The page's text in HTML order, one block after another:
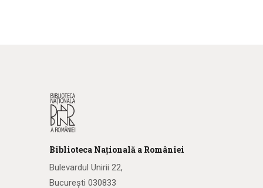
Biblioteca Națională a României
Bulevardul Unirii 22,
București 030833